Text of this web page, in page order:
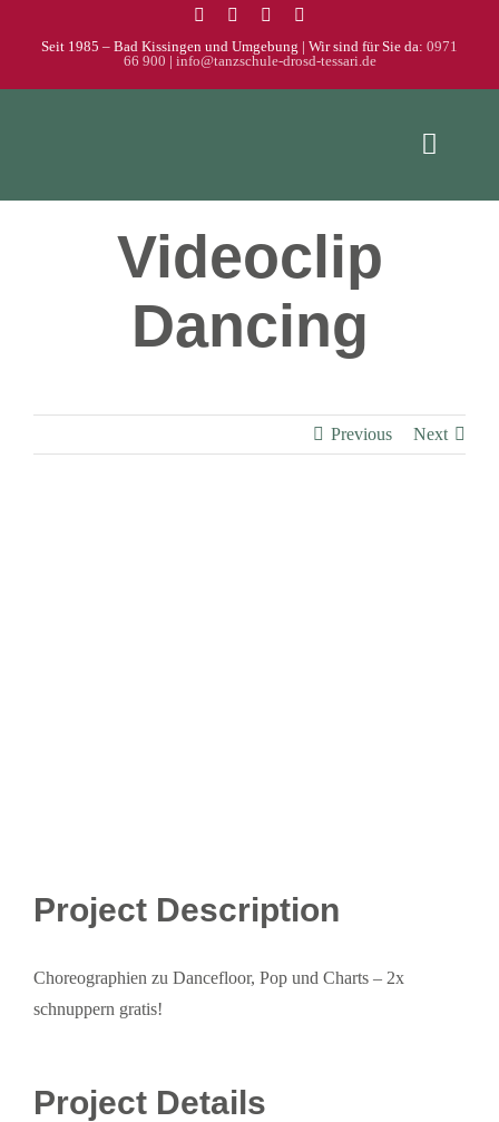
Seit 1985 – Bad Kissingen und Umgebung | Wir sind für Sie da: 0971
66 900 | info@tanzschule-drosd-tessari.de
Toggle
Galerie
Über uns
Videoclip
Dancing
Previous Next
Project Description
Choreographien zu Dancefloor, Pop und Charts – 2x
schnuppern gratis!
Project Details